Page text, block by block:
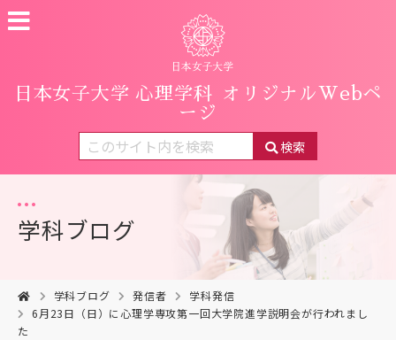
日本女子大学 心理学科
オリジナルWebペ
ージ
検索
学科ブログ
学科ブログ 発信者
学科発信
6月23日（日）に心理学専攻第一回大学院進学説明会が行われまし
た